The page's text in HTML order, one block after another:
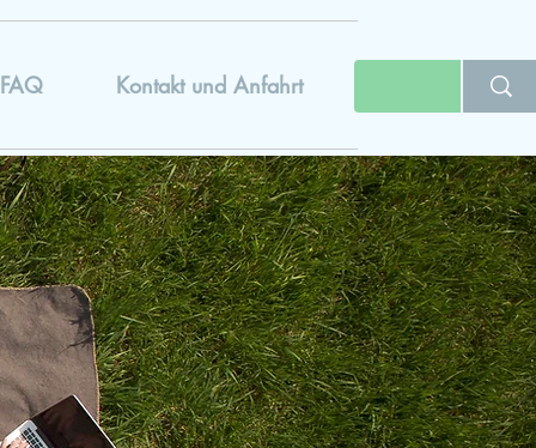
FAQ Kontakt und Anfahrt